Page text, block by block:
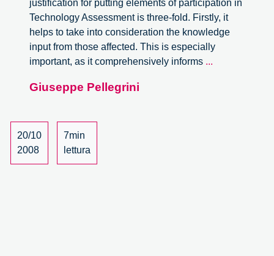
justification for putting elements of participation in
Technology Assessment is three-fold. Firstly, it
helps to take into consideration the knowledge
input from those affected. This is especially
important, as it comprehensively informs ...
Giuseppe Pellegrini
20/10
2008
7min
lettura